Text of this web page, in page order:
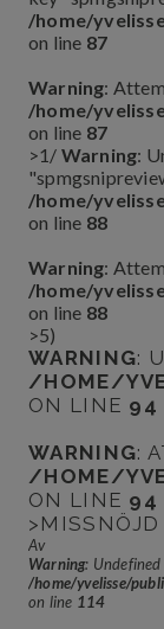
/home/
on line 87
Warning:
/home/
on line 87
>1 / Warning:
/home/
on line 88
Warning:
/home/
on line 88
>5)
WARNING:
/HOME/
ON LINE 94
WARNING:
/HOME/
ON LINE 94
>MISSNÖJD
Av
Warning:
/home/yvelisse/
on line 114